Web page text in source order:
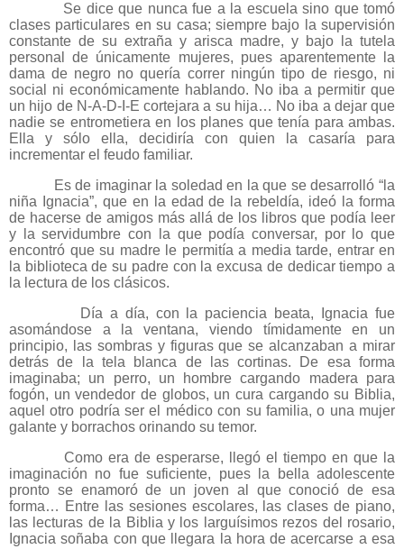
Se dice que nunca fue a la escuela sino que tomó
clases particulares en su casa; siempre bajo la supervisión
constante de su extraña y arisca madre, y bajo la tutela
personal de únicamente mujeres, pues aparentemente la
dama de negro no quería correr ningún tipo de riesgo, ni
social ni económicamente hablando. No iba a permitir que
un hijo de N-A-D-I-E cortejara a su hija… No iba a dejar que
nadie se entrometiera en los planes que tenía para ambas.
Ella y sólo ella, decidiría con quien la casaría para
incrementar el feudo familiar.
Es de imaginar la soledad en la que se desarrolló “la
niña Ignacia”, que en la edad de la rebeldía, ideó la forma
de hacerse de amigos más allá de los libros que podía leer
y la servidumbre con la que podía conversar, por lo que
encontró que su madre le permitía a media tarde, entrar en
la biblioteca de su padre con la excusa de dedicar tiempo a
la lectura de los clásicos.
Día a día, con la paciencia beata, Ignacia fue
asomándose a la ventana, viendo tímidamente en un
principio, las sombras y figuras que se alcanzaban a mirar
detrás de la tela blanca de las cortinas. De esa forma
imaginaba; un perro, un hombre cargando madera para
fogón, un vendedor de globos, un cura cargando su Biblia,
aquel otro podría ser el médico con su familia, o una mujer
galante y borrachos orinando su temor.
Como era de esperarse, llegó el tiempo en que la
imaginación no fue suficiente, pues la bella adolescente
pronto se enamoró de un joven al que conoció de esa
forma… Entre las sesiones escolares, las clases de piano,
las lecturas de la Biblia y los larguísimos rezos del rosario,
Ignacia soñaba con que llegara la hora de acercarse a esa